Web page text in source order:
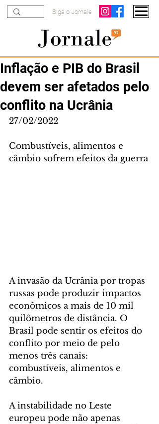
Siga o Jornale
Inflação e PIB do Brasil
devem ser afetados pelo
conflito na Ucrânia
27/02/2022
Combustíveis, alimentos e
câmbio sofrem efeitos da guerra
A invasão da Ucrânia por tropas
russas pode produzir impactos
econômicos a mais de 10 mil
quilômetros de distância. O
Brasil pode sentir os efeitos do
conflito por meio de pelo
menos três canais:
combustíveis, alimentos e
câmbio.
A instabilidade no Leste
europeu pode não apenas